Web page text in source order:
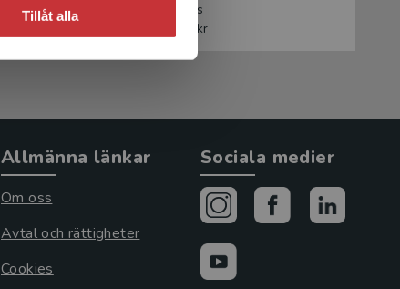
Tillåt alla
inkl. moms
Exkl. moms: 330 kr
Allmänna länkar
Om oss
Avtal och rättigheter
Cookies
Sociala medier